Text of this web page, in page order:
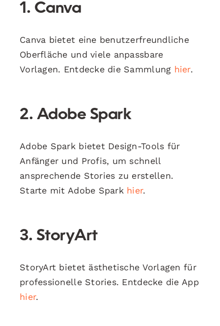
1. Canva
Canva bietet eine benutzerfreundliche
Oberfläche und viele anpassbare
Vorlagen. Entdecke die Sammlung hier.
2. Adobe Spark
Adobe Spark bietet Design-Tools für
Anfänger und Profis, um schnell
ansprechende Stories zu erstellen.
Starte mit Adobe Spark hier.
3. StoryArt
StoryArt bietet ästhetische Vorlagen für
professionelle Stories. Entdecke die App
hier.